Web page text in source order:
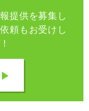
提供を募集し
頼もお受けし
▶